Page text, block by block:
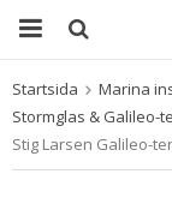
Startsida
Marina
Stormglas & Galileo-
Stig Larsen Galileo-